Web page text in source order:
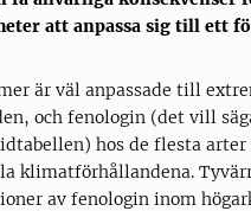
att anpassa sig till ett
är väl anpassade till
och fenologin (det vill
hos de flesta
klimatförhållandena.
av fenologin inom